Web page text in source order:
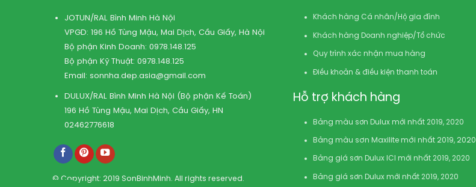
JOTUN/RAL Bình Minh Hà Nội
VPGD: 196 Hồ Tùng Mậu, Mai Dịch, Cầu Giấy, Hà Nội
Bộ phận Kinh Doanh:0978.148.125
Bộ phận Kỹ Thuật:0978.148.125
Email: sonnha.dep.asia@gmail.com
DULUX/RAL Bình Minh Hà Nội (Bộ phận Kế Toán)
196 Hồ Tùng Mậu, Mai Dịch, Cầu Giấy, HN
02462776618
© Copyright: 2019 SonBinhMinh. All rights reserved.
Khách hàng Cá nhân/Hộ gia đình
Khách hàng Doanh nghiệp/Tổ chức
Quy trình xác nhận mua hàng
Điều khoản & điều kiện thanh toán
Hỗ trợ khách hàng
Bảng màu sơn Dulux mới nhất 2019, 2020
Bảng màu sơn Maxilite mới nhất 2019, 2020
Bảng giá sơn Dulux ICI mới nhất 2019, 2020
Bảng giá sơn Dulux mới nhất 2019, 2020